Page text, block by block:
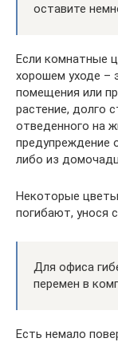
оставите
Если комнатные
хорошем уходе –
помещения или
растение, долго
отведенного на
предупреждение
либо из
Некоторые
погибают, унося
Для офиса
перемен в
Есть немало